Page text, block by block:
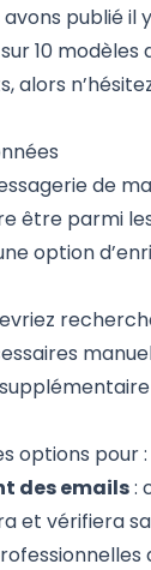
publié il
10 modèles
alors
de
être parmi
option
options pour :
des emails:
et vérifiera